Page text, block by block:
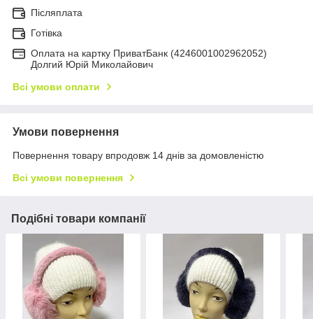
Післяплата
Готівка
Оплата на картку ПриватБанк (4246001002962052)
Долгий Юрій Миколайович
Всі умови оплати
Умови повернення
Повернення товару впродовж 14 днів за домовленістю
Всі умови повернення
Подібні товари компанії